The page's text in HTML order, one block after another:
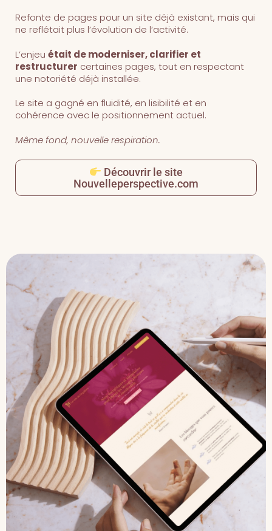
Refonte de pages pour un site déjà existant, mais qui
ne reflétait plus l’évolution de l’activité.
L’enjeu était de moderniser, clarifier et
restructurer certaines pages, tout en respectant
une notoriété déjà installée.
Le site a gagné en fluidité, en lisibilité et en
cohérence avec le positionnement actuel.
Même fond, nouvelle respiration.
Découvrir le site
Nouvelleperspective.com